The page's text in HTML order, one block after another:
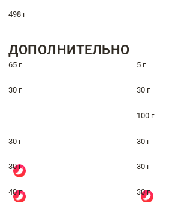
498 г
ДОПОЛНИТЕЛЬНО
65 г 5 г
30 г 30 г
100 г
30 г 30 г
30 г 30 г
40 г 30 г